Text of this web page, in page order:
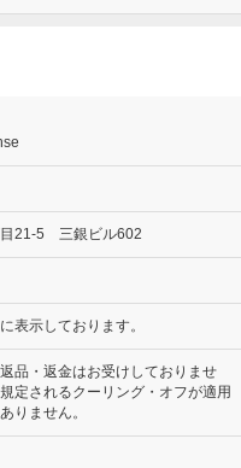
21‐5 三銀ビル602
表示しております。
品・返金はお受けしておりませ
定されるクーリング・オフが適用
りません。